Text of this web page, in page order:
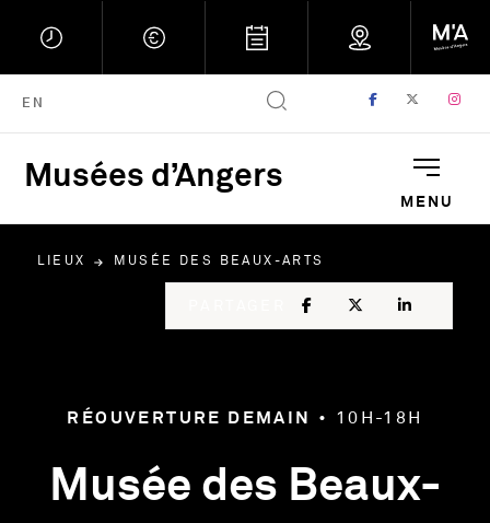
EN FACEBOOK
, OUVRETWITTER
,
Musées d’Angers Musées d'Angers :
MENU
LIEUX MUSÉE DES BEAUX-ARTS
FACEBOOK
, OUVRE UNE
TWITTER
, OUVRE
RÉOUVERTURE DEMAIN • 10H-18H
Musée des Beaux-